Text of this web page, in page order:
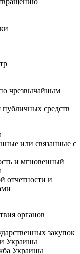
чрезвычайным
средств
или связанные с
и мгновенный
отчетности и
органов
закупок
Украины
Украины